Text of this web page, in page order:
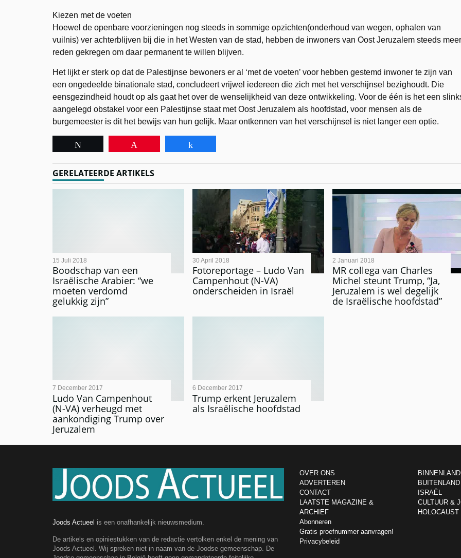
Kiezen met de voeten
Hoewel de openbare voorzieningen nog steeds in sommige opzichten(onderhoud van wegen, ophalen van
vuilnis) ver achterblijven bij die in het Westen van de stad, hebben de inwoners van Oost Jeruzalem steeds meer
reden gekregen om daar permanent te willen blijven.
Het lijkt er sterk op dat de Palestijnse bewoners er al ‘met de voeten’ voor hebben gestemd inwoner te zijn van
een ongedeelde binationale stad, concludeert vrijwel iedereen die zich met het verschijnsel bezighoudt. Die
eensgezindheid houdt op als gaat het over de wenselijkheid van deze ontwikkeling. Voor de één is het een
aangelegd obstakel voor een Palestijnse staat met Oost Jeruzalem als hoofdstad, voor mensen als de
burgemeester is dit het bewijs van hun gelijk. Maar ontkennen van het verschijnsel is niet langer een optie.
GERELATEERDE ARTIKELS
Boodschap van een
Israëlische Arabier: “we
moeten verdomd
gelukkig zijn”
15 Juli 2018
Fotoreportage – Ludo Van
Campenhout (N-VA)
onderscheiden in Israël
30 April 2018
MR collega van Charles
Michel steunt Trump, “Ja,
Jeruzalem is wel degelijk
de Israëlische hoofdstad”
2 Januari 2018
Ludo Van Campenhout
(N-VA) verheugd met
aankondiging Trump over
Jeruzalem
7 December 2017
Trump erkent Jeruzalem
als Israëlische hoofdstad
6 December 2017
Joods Actueel is een onafhankelijk nieuwsmedium.
De artikels en opiniestukken van de redactie vertolken enkel de mening van
Joods Actueel. Wij spreken niet in naam van de Joodse gemeenschap. De
OVER ONS
ADVERTEREN
CONTACT
LAATSTE MAGAZINE &
ARCHIEF
Abonneren
Gratis proefnummer aanvragen!
Privacybeleid
BINNENLAND
BUITENLAND
ISRAËL
CULTUUR &
HOLOCAUST